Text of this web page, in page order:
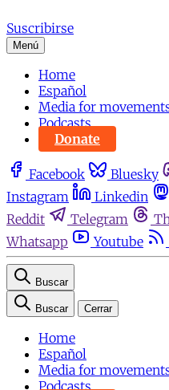
Suscribirse
Menú
Home
Español
Media for
Podcasts
Donate
Facebook Bluesky
Instagram
Linkedin
Reddit
Telegram
Whatsapp
Youtube
Buscar
Buscar Cerrar
Home
Español
Media for
Podcasts